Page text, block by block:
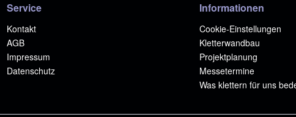
Service
Kontakt
AGB
Impressum
Datenschutz
Informationen
Cookie-Einstellungen
Kletterwandbau
Projektplanung
Messetermine
Was klettern für uns